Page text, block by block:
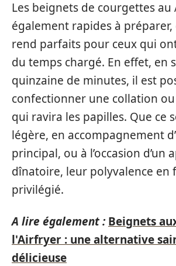
Les beignets de courgettes au
également rapides à préparer,
rend parfaits pour ceux qui
du temps chargé. En effet, en
quinzaine de minutes, il est
confectionner une collation
qui ravira les papilles. Que ce
légère, en accompagnement
principal, ou à l’occasion d’un
dînatoire, leur polyvalence en
privilégié.
A lire également : Beignets
l'Airfryer : une alternative
délicieuse